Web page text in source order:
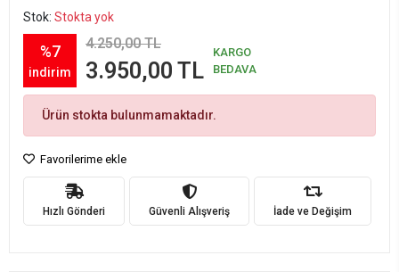
Stok: Stokta yok
%7
indirim
4.250,00 TL
3.950,00 TL
KARGO
BEDAVA
Ürün stokta bulunmamaktadır.
Favorilerime ekle
Hızlı Gönderi Güvenli Alışveriş İade ve Değişim